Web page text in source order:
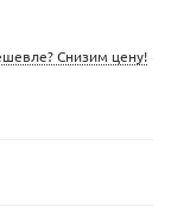
Снизим цену!